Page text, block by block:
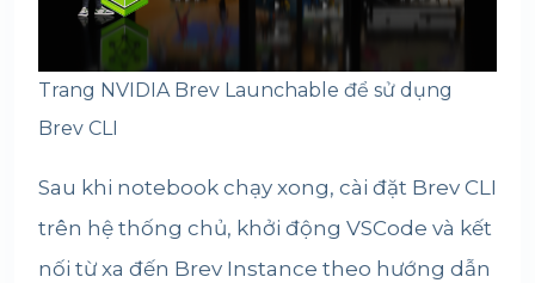
Trang NVIDIA Brev Launchable để sử dụng
Brev CLI
Sau khi notebook chạy xong, cài đặt Brev CLI
trên hệ thống chủ, khởi động VSCode và kết
nối từ xa đến Brev Instance theo hướng dẫn